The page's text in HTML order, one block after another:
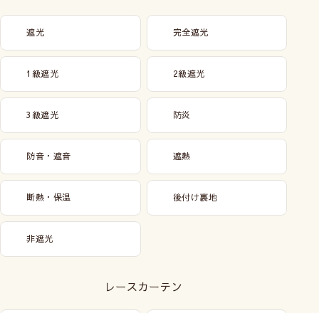
遮光 完全遮光
1級遮光 2級遮光
3級遮光 防炎
防音・遮音 遮熱
断熱・保温 後付け裏地
非遮光
レースカーテン